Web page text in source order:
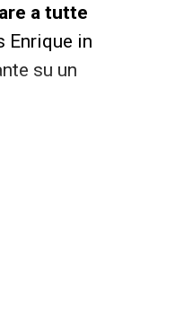
a tutte
Enrique in
su un